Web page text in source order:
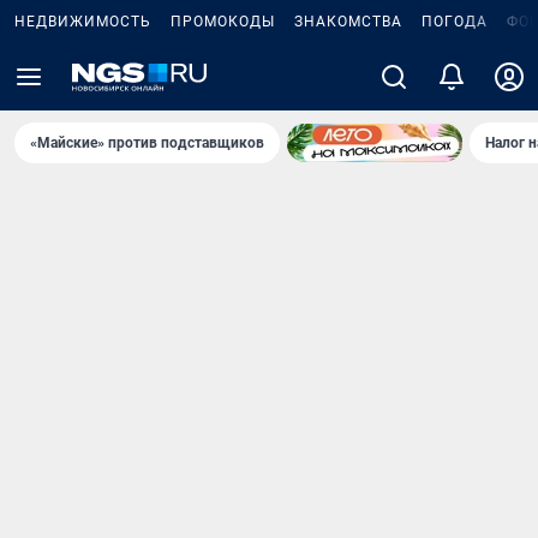
НЕДВИЖИМОСТЬ ПРОМОКОДЫ ЗНАКОМСТВА ПОГОДА
«Майские» против подставщиков Налог